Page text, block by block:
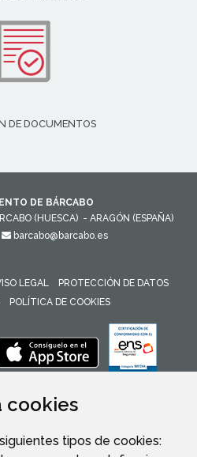
cookies
tipos de cookies:
DE DOCUMENTOS
DE BÁRCABO
(HUESCA) - ARAGÓN (ESPAÑA)
barcabo@barcabo.es
LEGAL
PROTECCIÓN DE DATOS
POLÍTICA DE COOKIES